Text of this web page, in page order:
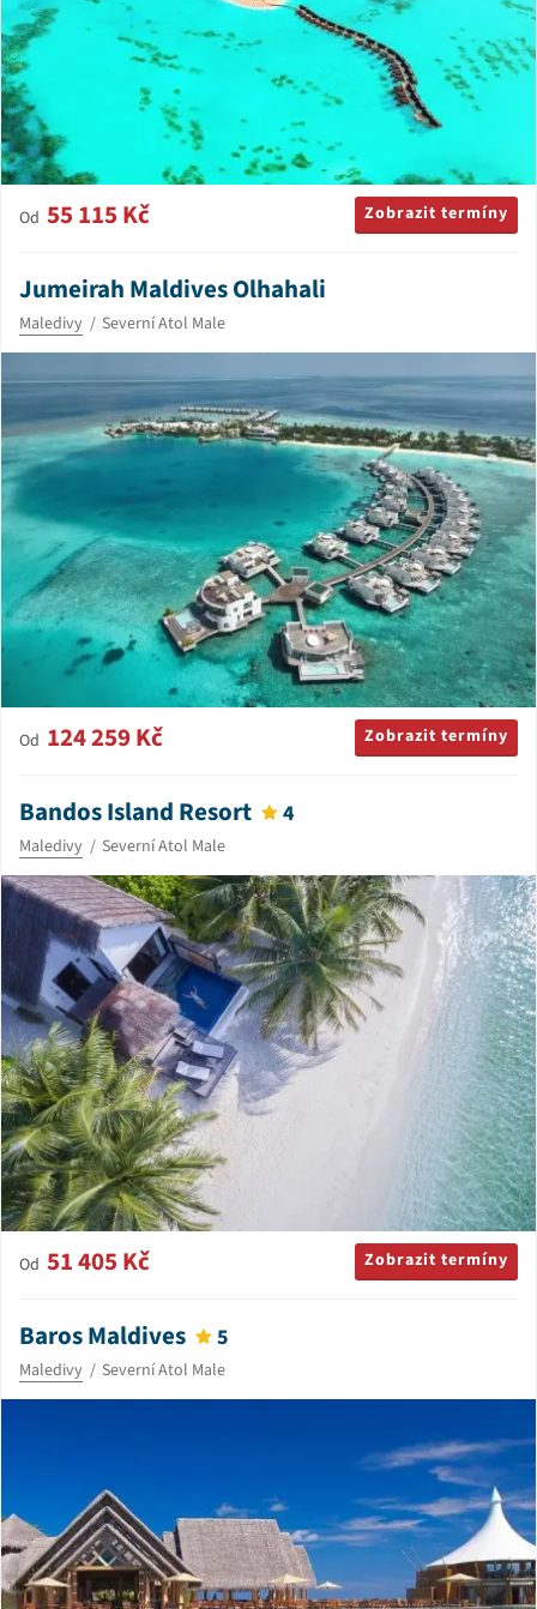
Od 55 115 Kč Zobrazit termíny
Jumeirah Maldives Olhahali
Maledivy Severní Atol Male
Od 124 259 Kč Zobrazit termíny
Bandos Island Resort 4
Maledivy Severní Atol Male
Od 51 405 Kč Zobrazit termíny
Baros Maldives 5
Maledivy Severní Atol Male